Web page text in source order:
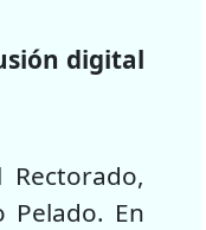
digital
Pelado. En